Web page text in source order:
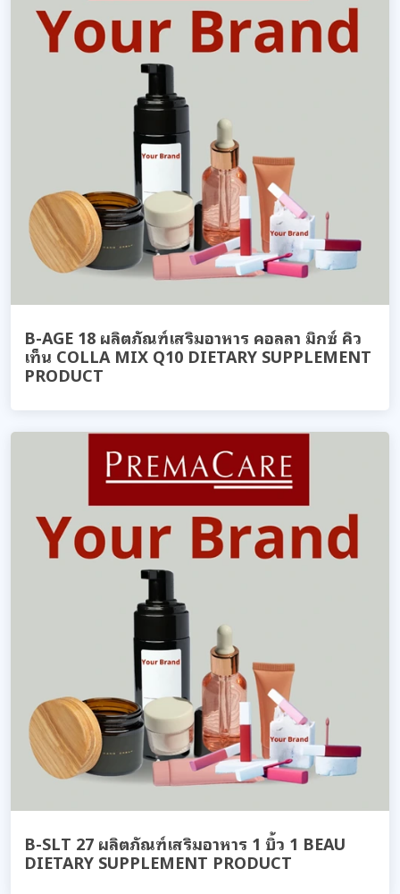
B-AGE 18 ผลิตภัณฑ์เสริมอาหาร คอลลา มิกซ์ คิว
เท็น COLLA MIX Q10 DIETARY SUPPLEMENT
PRODUCT
B-SLT 27 ผลิตภัณฑ์เสริมอาหาร 1 บิ้ว 1 BEAU
DIETARY SUPPLEMENT PRODUCT